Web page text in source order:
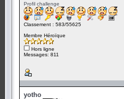
Profil challenge
Classement : 583/55625
Membre Héroïque
Hors ligne
Messages: 811
yotho